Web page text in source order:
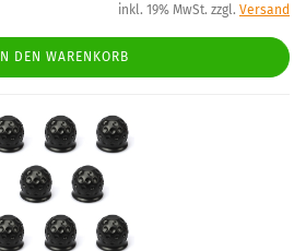
inkl. 19% MwSt. zzgl. Versand
IN DEN WARENKORB